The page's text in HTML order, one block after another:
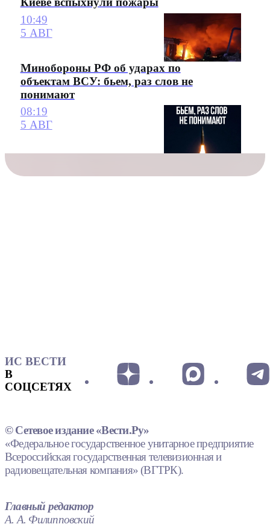
10:49
5 АВГ
Минобороны РФ об ударах по
объектам ВСУ: бьем, раз слов не
понимают
08:19
5 АВГ
ИС ВЕСТИ
В
СОЦСЕТЯХ
© Сетевое издание «Вести.Ру»
«Федеральное государственное унитарное предприятие
Всероссийская государственная телевизионная и
радиовещательная компания» (ВГТРК).
Главный редактор
А. А. Филипповский